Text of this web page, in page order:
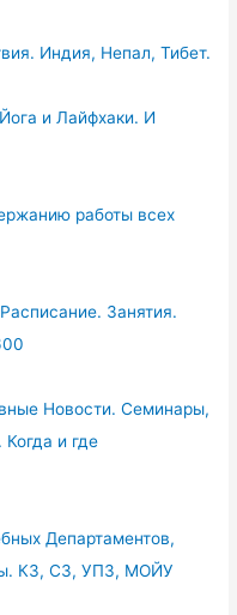
Индия, Непал, Тибет.
и Лайфхаки. И
работы всех
Занятия.
Новости. Семинары,
Когда и где
Департаментов,
КЗ, СЗ, УПЗ, МОЙУ